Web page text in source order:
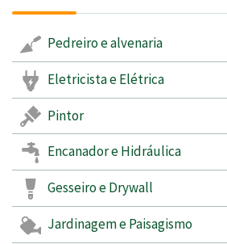
Pedreiro e alvenaria
Eletricista e Elétrica
Pintor
Encanador e Hidráulica
Gesseiro e Drywall
Jardinagem e Paisagismo